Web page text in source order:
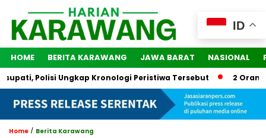
HOME BERITA KARAWANG JAWA BARAT NASIONAL
Polisi Ungkap Kronologi Peristiwa Tersebut 2 Orang
Home / Berita Karawang
ID